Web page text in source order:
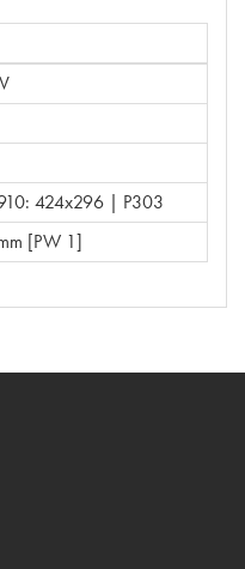
424x296 | P303
[PW 1]